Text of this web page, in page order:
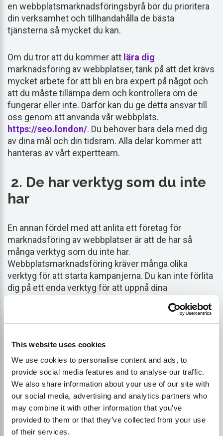
This website uses cookies
We use cookies to personalise content and ads, to
provide social media features and to analyse our traffic.
We also share information about your use of our site with
our social media, advertising and analytics partners who
may combine it with other information that you’ve
provided to them or that they’ve collected from your use
of their services.
en webbplatsmarknadsföringsbyrå bör du prioritera
din verksamhet och tillhandahålla de bästa
tjänsterna så mycket du kan.
Om du tror att du kommer att lära dig
marknadsföring av webbplatser, tänk på att det krävs
mycket arbete för att bli en bra expert på något och
att du måste tillämpa dem och kontrollera om de
fungerar eller inte. Därför kan du ge detta ansvar till
oss genom att använda vår webbplats.
https://seo.london/. Du behöver bara dela med dig
av dina mål och din tidsram. Alla delar kommer att
hanteras av vårt expertteam.
2. De har verktyg som du inte
har
En annan fördel med att anlita ett företag för
marknadsföring av webbplatser är att de har så
många verktyg som du inte har.
Webbplatsmarknadsföring kräver många olika
verktyg för att starta kampanjerna. Du kan inte förlita
dig på ett enda verktyg för att uppnå dina
Det finns olika typer av verktyg som behövs för att
marknadsföring av din webbplats behöver du
verktyg somSEO-optimerare,Verktyg för innehåll
och sökordsforskning,KonkurrentIntelligence
Tracker, verktyg för webbplatsutveckling, Premium
Plugins, automatiseringsverktyg,
Grammatikkontroller, etc.